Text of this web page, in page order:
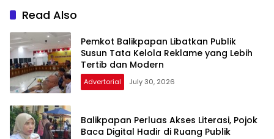
Read Also
Pemkot Balikpapan Libatkan Publik
Susun Tata Kelola Reklame yang Lebih
Tertib dan Modern
Advertorial July 30, 2026
Balikpapan Perluas Akses Literasi, Pojok
Baca Digital Hadir di Ruang Publik